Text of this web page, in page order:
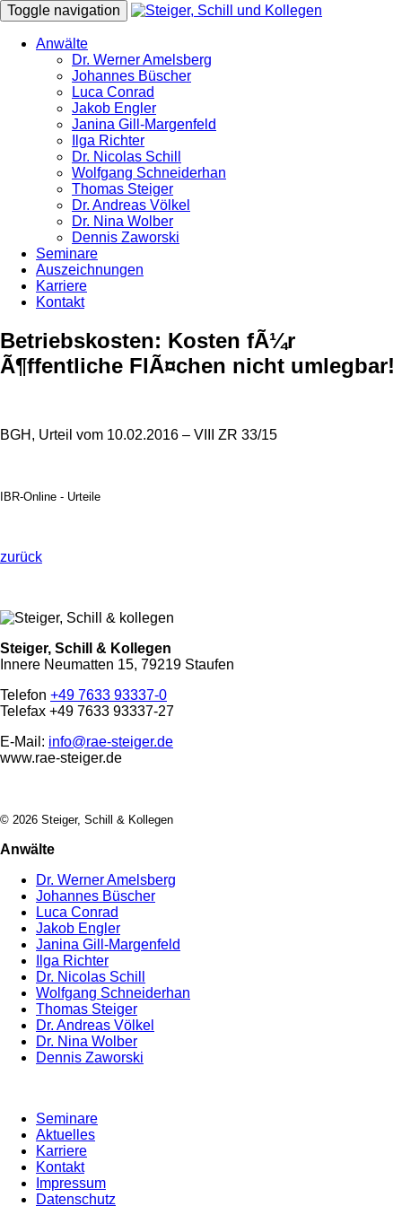
Toggle navigation
Anwälte
Dr. Werner Amelsberg
Johannes Büscher
Luca Conrad
Jakob Engler
Janina Gill-Margenfeld
Ilga Richter
Dr. Nicolas Schill
Wolfgang Schneiderhan
Thomas Steiger
Dr. Andreas Völkel
Dr. Nina Wolber
Dennis Zaworski
Seminare
Auszeichnungen
Karriere
Kontakt
Betriebskosten: Kosten fÃ¼r
Ã¶ffentliche FlÃ¤chen nicht umlegbar!
BGH, Urteil vom 10.02.2016 – VIII ZR 33/15
IBR-Online - Urteile
zurück
Steiger, Schill & Kollegen
Innere Neumatten 15, 79219 Staufen
Telefon +49 7633 93337-0
Telefax +49 7633 93337-27
E-Mail: info@rae-steiger.de
www.rae-steiger.de
© 2026 Steiger, Schill & Kollegen
Anwälte
Dr. Werner Amelsberg
Johannes Büscher
Luca Conrad
Jakob Engler
Janina Gill-Margenfeld
Ilga Richter
Dr. Nicolas Schill
Wolfgang Schneiderhan
Thomas Steiger
Dr. Andreas Völkel
Dr. Nina Wolber
Dennis Zaworski
Seminare
Aktuelles
Karriere
Kontakt
Impressum
Datenschutz